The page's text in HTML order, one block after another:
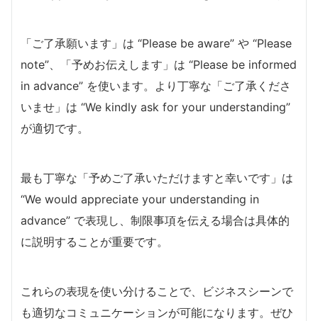
「ご了承願います」は “Please be aware” や “Please
note”、「予めお伝えします」は “Please be informed
in advance” を使います。より丁寧な「ご了承くださ
いませ」は “We kindly ask for your understanding”
が適切です。
最も丁寧な「予めご了承いただけますと幸いです」は
“We would appreciate your understanding in
advance” で表現し、制限事項を伝える場合は具体的
に説明することが重要です。
これらの表現を使い分けることで、ビジネスシーンで
も適切なコミュニケーションが可能になります。ぜひ